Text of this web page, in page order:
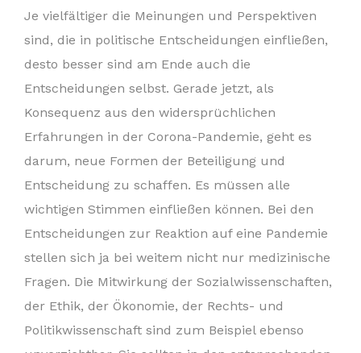
Je vielfältiger die Meinungen und Perspektiven
sind, die in politische Entscheidungen einfließen,
desto besser sind am Ende auch die
Entscheidungen selbst. Gerade jetzt, als
Konsequenz aus den widersprüchlichen
Erfahrungen in der Corona-Pandemie, geht es
darum, neue Formen der Beteiligung und
Entscheidung zu schaffen. Es müssen alle
wichtigen Stimmen einfließen können. Bei den
Entscheidungen zur Reaktion auf eine Pandemie
stellen sich ja bei weitem nicht nur medizinische
Fragen. Die Mitwirkung der Sozialwissenschaften,
der Ethik, der Ökonomie, der Rechts- und
Politikwissenschaft sind zum Beispiel ebenso